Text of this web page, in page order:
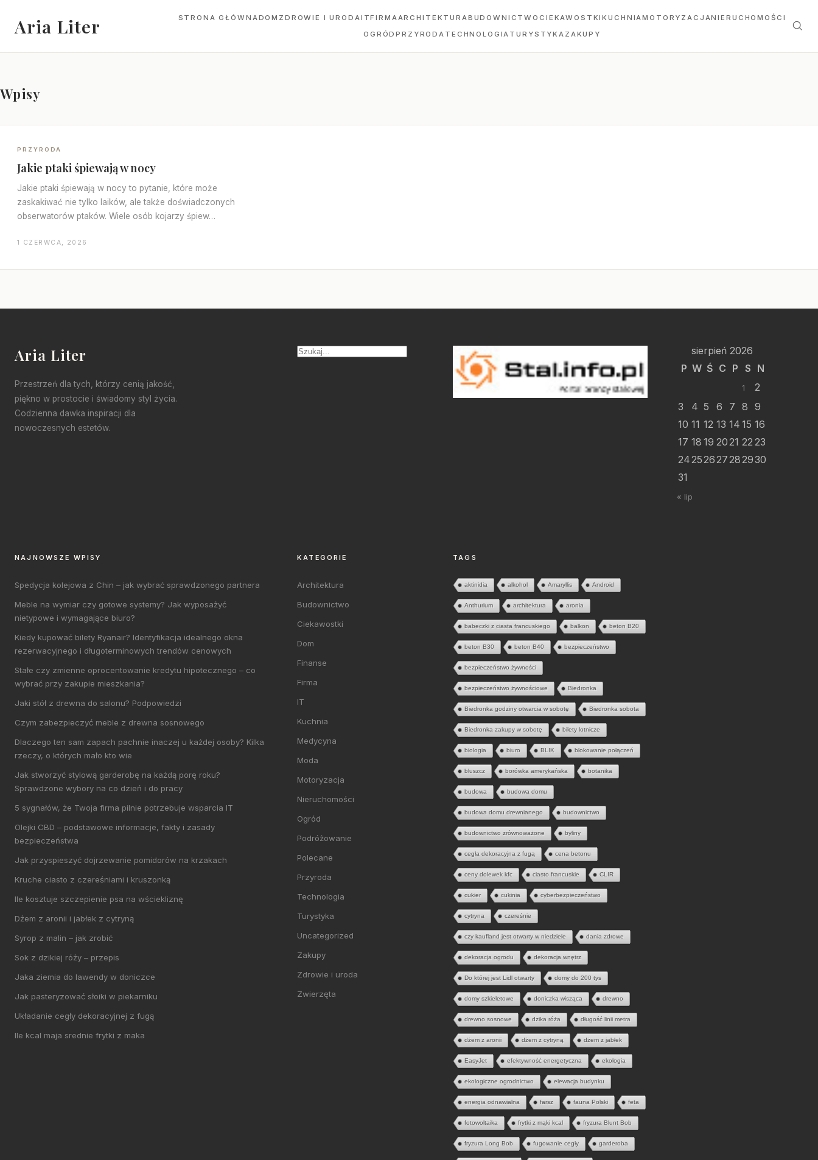
Aria Liter STRONA GŁÓWNADOM ZDROWIE I URODAITFIRMAARCHITEKTURABUDOWNICTWOCIEKAWOSTKIKUCHNIAMOTORYZACJANIERUCHOMOŚCI
OGRÓDPRZYRODA TECHNOLOGIA TURYSTYKA ZAKUPY
Wpisy
PRZYRODA
Jakie ptaki śpiewają w nocy
Jakie ptaki śpiewają w nocy to pytanie, które może
zaskakiwać nie tylko laików, ale także doświadczonych
obserwatorów ptaków. Wiele osób kojarzy śpiew…
1 CZERWCA, 2026
Aria Liter
Przestrzeń dla tych, którzy cenią jakość,
piękno w prostocie i świadomy styl życia.
Codzienna dawka inspiracji dla
nowoczesnych estetów.
sierpień 2026
P W Ś C P S N
1
2
3
4 5 6 7 8 9
10 11 12 13 14 15 16
17 18 19 2021 22 23
24252627282930
31
« lip
NAJNOWSZE WPISY
Spedycja kolejowa z Chin – jak wybrać sprawdzonego partnera
Meble na wymiar czy gotowe systemy? Jak wyposażyć
nietypowe i wymagające biuro?
Kiedy kupować bilety Ryanair? Identyfikacja idealnego okna
rezerwacyjnego i długoterminowych trendów cenowych
Stałe czy zmienne oprocentowanie kredytu hipotecznego – co
wybrać przy zakupie mieszkania?
Jaki stół z drewna do salonu? Podpowiedzi
Czym zabezpieczyć meble z drewna sosnowego
Dlaczego ten sam zapach pachnie inaczej u każdej osoby? Kilka
rzeczy, o których mało kto wie
Jak stworzyć stylową garderobę na każdą porę roku?
Sprawdzone wybory na co dzień i do pracy
5 sygnałów, że Twoja firma pilnie potrzebuje wsparcia IT
Olejki CBD – podstawowe informacje, fakty i zasady
bezpieczeństwa
Jak przyspieszyć dojrzewanie pomidorów na krzakach
Kruche ciasto z czereśniami i kruszonką
Ile kosztuje szczepienie psa na wściekliznę
Dżem z aronii i jabłek z cytryną
Syrop z malin – jak zrobić
Sok z dzikiej róży – przepis
Jaka ziemia do lawendy w doniczce
Jak pasteryzować słoiki w piekarniku
Układanie cegły dekoracyjnej z fugą
Ile kcal maja srednie frytki z maka
KATEGORIE
Architektura
Budownictwo
Ciekawostki
Dom
Finanse
Firma
IT
Kuchnia
Medycyna
Moda
Motoryzacja
Nieruchomości
Ogród
Podróżowanie
Polecane
Przyroda
Technologia
Turystyka
Uncategorized
Zakupy
Zdrowie i uroda
Zwierzęta
TAGS
aktinidia alkohol Amaryllis Android
Anthurium architektura aronia
babeczki z ciasta francuskiego balkon beton B20
beton B30 beton B40 bezpieczeństwo
bezpieczeństwo żywności
bezpieczeństwo żywnościowe Biedronka
Biedronka godziny otwarcia w sobotę Biedronka sobota
Biedronka zakupy w sobotę bilety lotnicze
biologia biuro BLIK blokowanie połączeń
bluszcz borówka amerykańska botanika
budowa budowa domu
budowa domu drewnianego budownictwo
budownictwo zrównoważone byliny
cegła dekoracyjna z fugą cena betonu
ceny dolewek kfc ciasto francuskie CLIR
cukier cukinia cyberbezpieczeństwo
cytryna czereśnie
czy kaufland jest otwarty w niedziele dania zdrowe
dekoracja ogrodu dekoracja wnętrz
Do której jest Lidl otwarty domy do 200 tys
domy szkieletowe doniczka wisząca drewno
drewno sosnowe dzika róża długość linii metra
dżem z aronii dżem z cytryną dżem z jabłek
EasyJet efektywność energetyczna ekologia
ekologiczne ogrodnictwo elewacja budynku
energia odnawialna farsz fauna Polski feta
fotowoltaika frytki z mąki kcal fryzura Blunt Bob
fryzura Long Bob fugowanie cegły garderoba